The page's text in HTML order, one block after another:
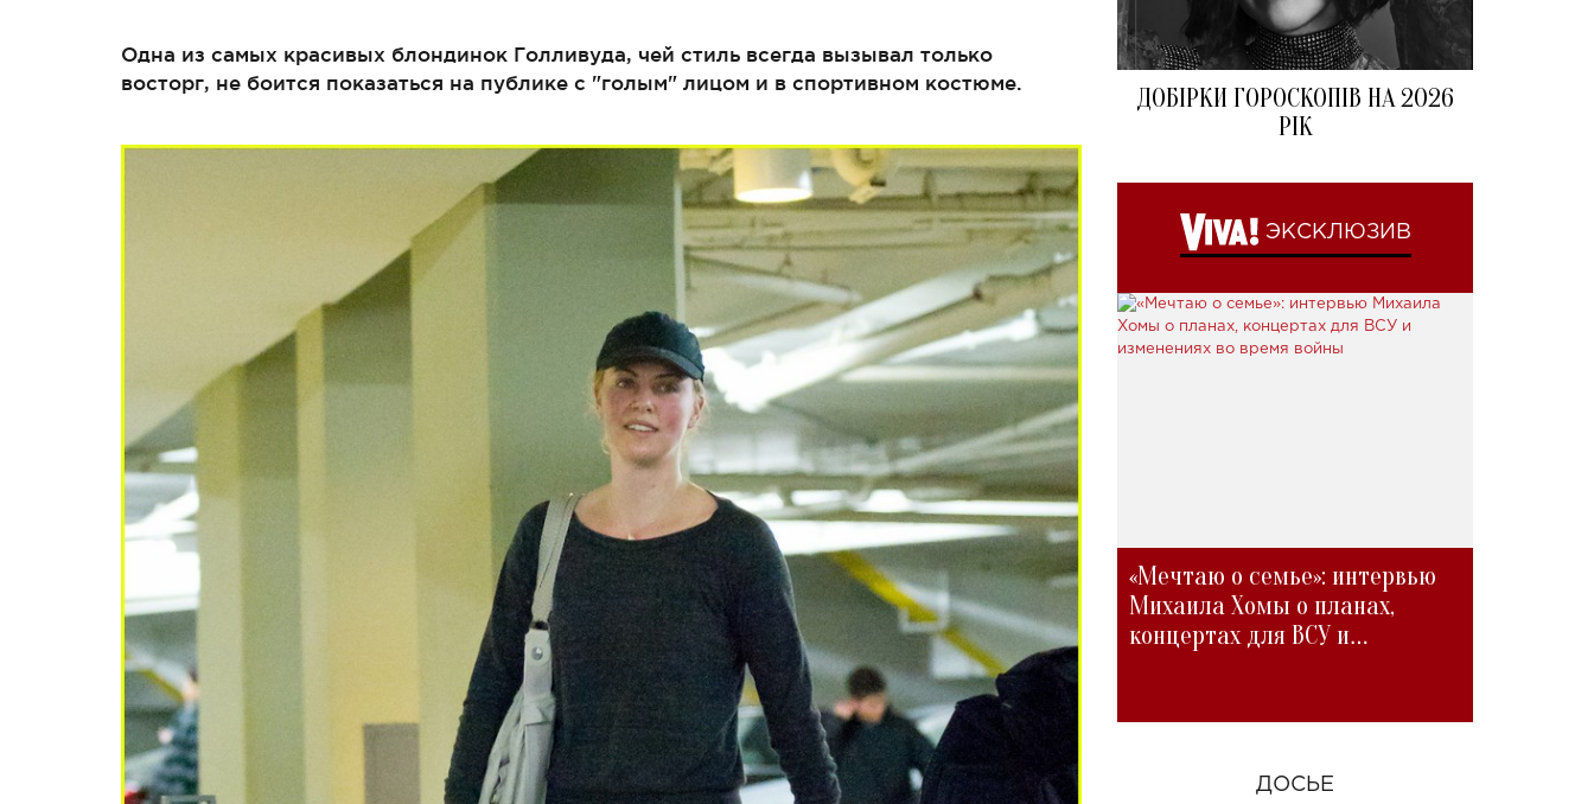
Одна из самых красивых блондинок Голливуда, чей стиль всегда вызывал только
восторг, не боится показаться на публике с "голым" лицом и в спортивном костюме.
ДОБІРКИ ГОРОСКОПІВ НА 2026
РІК
ЭКСКЛЮЗИВ
«Мечтаю о семье»: интервью
Михаила Хомы о планах,
концертах для ВСУ и
ДОСЬЕ